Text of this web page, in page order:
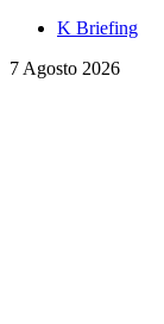
K Briefing
7 Agosto 2026